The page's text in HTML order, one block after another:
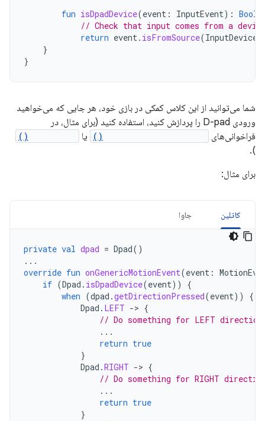
fun isDpadDevice(event : InputEvent):
// Check that input comes from a
return event. isFromSource(InputDevice
}
}
شما می‌توانید از این کلاس کمکی در بازی خود، هر جایی که می‌خواهید
ورودی D-pad را پردازش کنید، استفاده کنید (برای مثال، در
فراخوانی‌های
یا
).
برای مثال:
کاتلین جاوا
private val dpad = Dpad()
...
override fun onGenericMotionEvent(event :
if (Dpad . isDpadDevice(event))
{
when (dpad .getDirectionPressed(event))
{
Dpad . LEFT -> {
// Do something for LEFT direction
...
return true
}
Dpad .RIGHT -> {
// Do something for RIGHT
...
return true
}